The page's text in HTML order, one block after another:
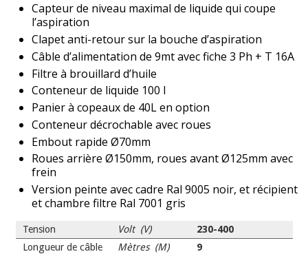
Capteur de niveau maximal de liquide qui coupe
l’aspiration
Clapet anti-retour sur la bouche d’aspiration
Câble d’alimentation de 9mt avec fiche 3 Ph + T 16A
Filtre à brouillard d’huile
Conteneur de liquide 100 l
Panier à copeaux de 40L en option
Conteneur décrochable avec roues
Embout rapide Ø70mm
Roues arrière Ø150mm, roues avant Ø125mm avec
frein
Version peinte avec cadre Ral 9005 noir, et récipient
et chambre filtre Ral 7001 gris
Tension Volt (V)
230-400
Longueur de câble
Mètres (M)
9